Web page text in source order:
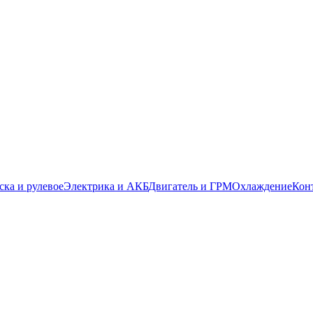
и рулевоеЭлектрика и АКБДвигатель и ГРМОхлаждение